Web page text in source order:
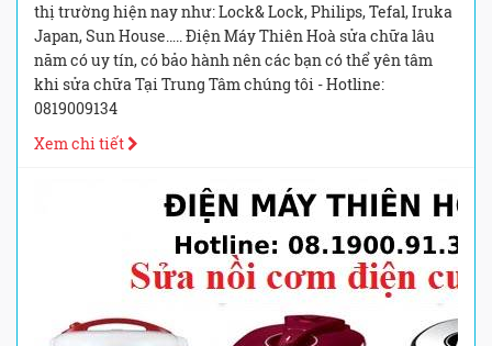
thị trường hiện nay như: Lock& Lock, Philips, Tefal, Iruka
Japan, Sun House….. Điện Máy Thiên Hoà sửa chữa lâu
năm có uy tín, có bảo hành nên các bạn có thể yên tâm
khi sửa chữa Tại Trung Tâm chúng tôi - Hotline:
0819009134
Xem chi tiết